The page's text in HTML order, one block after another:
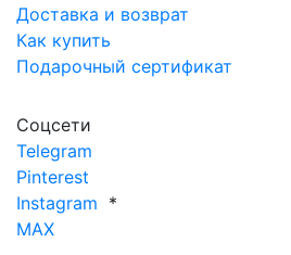
Доставка и возврат
Как купить
Подарочный сертификат
Соцсети
Telegram
Pinterest
Instagram *
MAX